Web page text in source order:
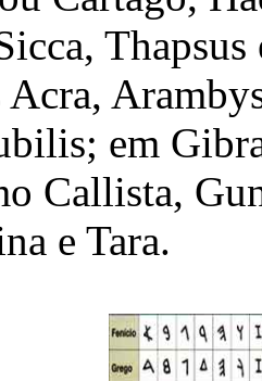
em
Callista,
e Tara.